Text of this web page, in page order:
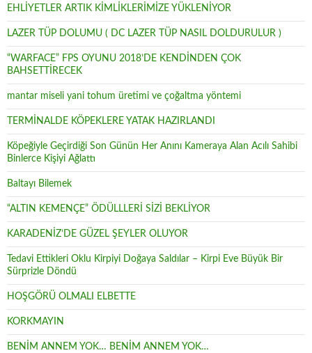
EHLİYETLER ARTIK KİMLİKLERİMİZE YÜKLENİYOR
LAZER TÜP DOLUMU ( DC LAZER TÜP NASIL DOLDURULUR )
“WARFACE” FPS OYUNU 2018’DE KENDİNDEN ÇOK
BAHSETTİRECEK
mantar miseli yani tohum üretimi ve çoğaltma yöntemi
TERMİNALDE KÖPEKLERE YATAK HAZIRLANDI
Köpeğiyle Geçirdiği Son Günün Her Anını Kameraya Alan Acılı Sahibi
Binlerce Kişiyi Ağlattı
Baltayı Bilemek
“ALTIN KEMENÇE” ÖDÜLLLERİ SİZİ BEKLİYOR
KARADENİZ’DE GÜZEL ŞEYLER OLUYOR
Tedavi Ettikleri Oklu Kirpiyi Doğaya Saldılar – Kirpi Eve Büyük Bir
Sürprizle Döndü
HOŞGÖRÜ OLMALI ELBETTE
KORKMAYIN
BENİM ANNEM YOK… BENİM ANNEM YOK…